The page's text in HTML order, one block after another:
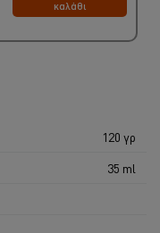
καλάθι
120 γρ
35 ml